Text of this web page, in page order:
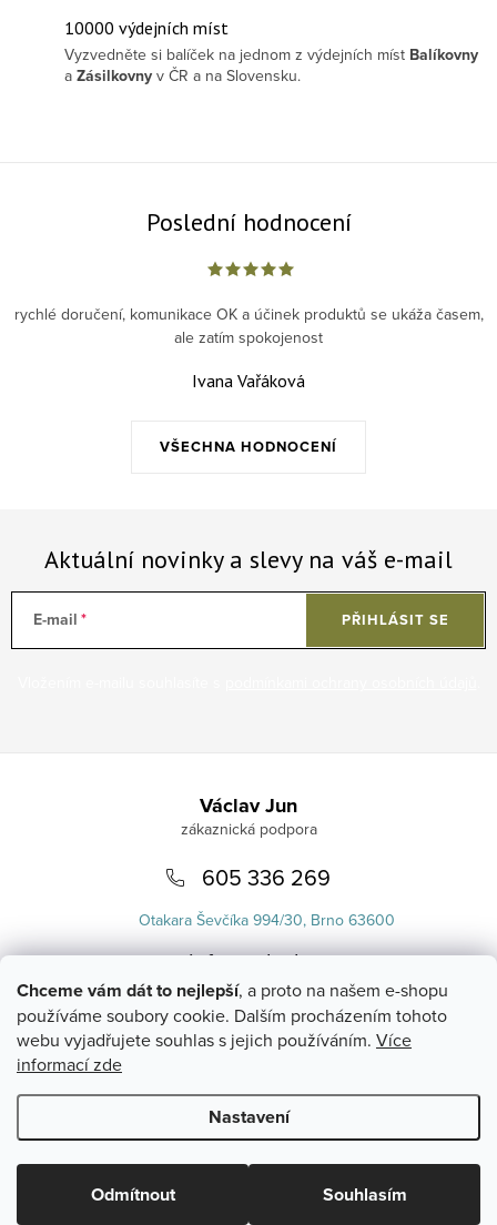
Chceme vám dát to nejlepší, a proto na našem e-shopu
používáme soubory cookie. Dalším procházením tohoto
webu vyjadřujete souhlas s jejich používáním. Více
informací zde
Nastavení
Odmítnout Souhlasím
10000 výdejních míst
Vyzvedněte si balíček na jednom z výdejních míst Balíkovny
a Zásilkovny v ČR a na Slovensku.
Poslední hodnocení
VŠECHNA HODNOCENÍ
rychlé doručení, komunikace OK a účinek produktů se ukáža časem,
ale zatím spokojenost
Ivana Vařáková
Aktuální novinky a slevy na váš e-mail
E-mail PŘIHLÁSIT SE
Václav Jun
605 336 269
Otakara Ševčíka 994/30, Brno 63600
info@uvlasku.cz
Copyright 2026UVlásku.cz. Všechna práva vyhrazena.Upravit
nastavení cookies